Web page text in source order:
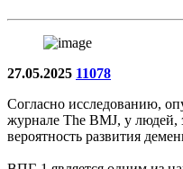
27.05.2025 11078
Согласно исследованию,
журнале The BMJ, у людей,
вероятность развития